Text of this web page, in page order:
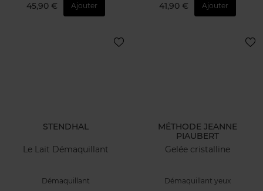
45,90 € Ajouter 41,90 € Ajouter
STENDHAL
Le Lait Démaquillant
Démaquillant
MÉTHODE JEANNE
PIAUBERT
Gelée cristalline
Démaquillant yeux